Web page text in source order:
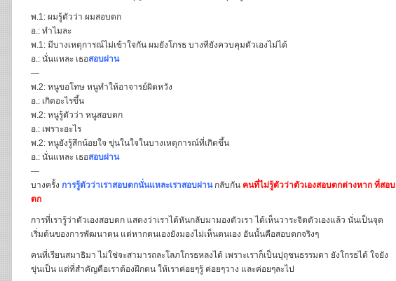
พ.1: ผมรู้ตัวว่า ผมสอบตก
อ.: ทำไมละ
พ.1: มีบางเหตุการณ์ไม่เข้าใจกัน ผมยังโกรธ บางทียังควบคุมตัวเองไม่ได้
อ.: นั่นแหละ เธอสอบผ่าน
—
พ.2: หนูขอโทษ หนูทำให้อาจารย์ผิดหวัง
อ.: เกิดอะไรขึ้น
พ.2: หนูรู้ตัวว่า หนูสอบตก
อ.: เพราะอะไร
พ.2: หนูยังรู้สึกน้อยใจ ขุ่นในใจในบางเหตุการณ์ที่เกิดขึ้น
อ.: นั่นแหละ เธอสอบผ่าน
—
บางครั้ง การรู้ตัวว่าเราสอบตกนั่นแหละเราสอบผ่าน กลับกัน คนที่ไม่รู้ตัวว่าตัวเองสอบตกต่างหาก ที่สอบ
ตก
การที่เรารู้ว่าตัวเองสอบตก แสดงว่าเราได้หันกลับมามองตัวเรา ได้เห็นวาระจิตตัวเองแล้ว นั่นเป็นจุด
เริ่มต้นของการพัฒนาตน แต่หากตนเองยังมองไม่เห็นตนเอง อันนั้นคือสอบตกจริงๆ
คนที่เรียนสมาธิมา ไม่ใช่จะสามารถละโลภโกรธหลงได้ เพราะเราก็เป็นปุถุชนธรรมดา ยังโกรธได้ ใจยัง
ขุ่นเป็น แต่ที่สำคัญคือเราต้องฝึกตน ให้เราค่อยๆรู้ ค่อยๆวาง และค่อยๆละไป